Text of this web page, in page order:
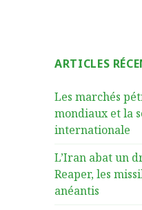
ARTICLES
Les marchés
mondiaux et la
internationale
L’Iran abat un
Reaper, les
anéantis